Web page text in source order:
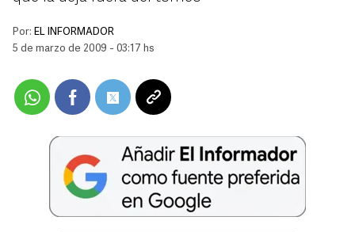
Por: EL INFORMADOR
5 de marzo de 2009 - 03:17 hs